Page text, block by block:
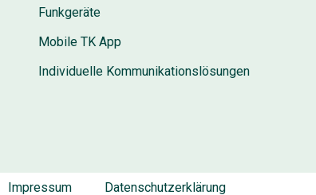
Funkgeräte
Mobile TK App
Individuelle Kommunikationslösungen
Impressum Datenschutzerklärung